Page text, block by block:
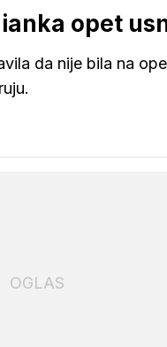
opet
da nije bila na
OGLAS